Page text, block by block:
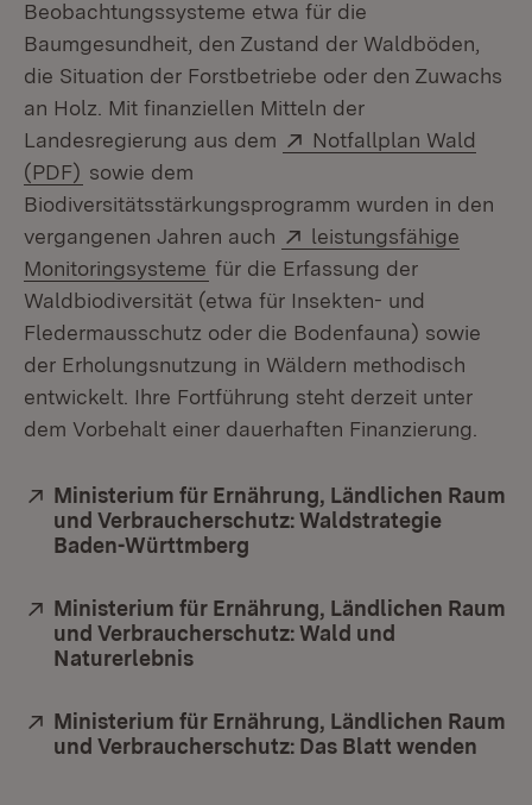
Beobachtungssysteme etwa für die
Baumgesundheit, den Zustand der Waldböden,
die Situation der Forstbetriebe oder den Zuwachs
an Holz. Mit finanziellen Mitteln der
Landesregierung aus dem
Extern:
Notfallplan Wald
(PDF) (Öffnet in neuem Fenster)
sowie dem
Biodiversitätsstärkungsprogramm wurden in den
vergangenen Jahren auch
Extern:
leistungsfähige
Monitoringsysteme (Öffnet in neuem Fenster)
für die Erfassung der
Waldbiodiversität (etwa für Insekten- und
Fledermausschutz oder die Bodenfauna) sowie
der Erholungsnutzung in Wäldern methodisch
entwickelt. Ihre Fortführung steht derzeit unter
dem Vorbehalt einer dauerhaften Finanzierung.
Extern:
Ministerium für Ernährung, Ländlichen Raum
und Verbraucherschutz: Waldstrategie
Baden-Württmberg
Extern:
Ministerium für Ernährung, Ländlichen Raum
und Verbraucherschutz: Wald und
Naturerlebnis
Extern:
Ministerium für Ernährung, Ländlichen Raum
und Verbraucherschutz: Das Blatt wenden